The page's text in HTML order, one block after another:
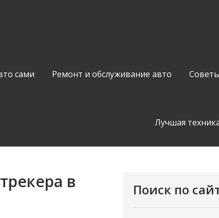
сами Ремонт и обслуживание авто
Лучшая
в
Поиск по